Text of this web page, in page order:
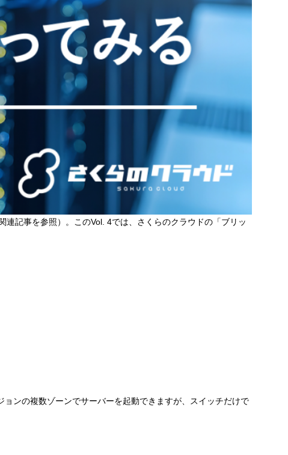
記事を参照）。このVol. 4では、さくらのクラウドの「ブリッ
ンの複数ゾーンでサーバーを起動できますが、スイッチだけで